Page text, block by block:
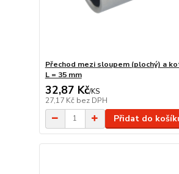
Přechod mezi sloupem (plochý) a
L = 35 mm
32,87 Kč/KS
27,17 Kč bez DPH
Přidat do